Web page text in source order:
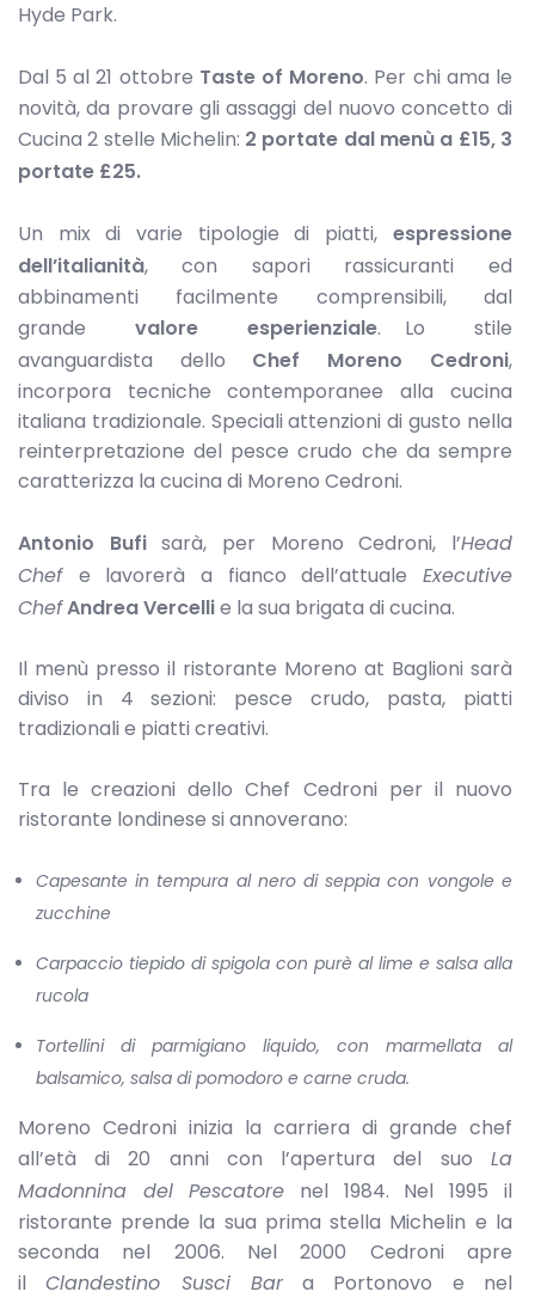
Hyde Park.
Dal 5 al 21 ottobre Taste of Moreno. Per chi ama le
novità, da provare gli assaggi del nuovo concetto di
Cucina 2 stelle Michelin: 2 portate dal menù a £15, 3
portate £25.
Un mix di varie tipologie di piatti, espressione
dell’italianità, con sapori rassicuranti ed
abbinamenti facilmente comprensibili, dal
grande valore esperienziale. Lo stile
avanguardista dello Chef Moreno Cedroni,
incorpora tecniche contemporanee alla cucina
italiana tradizionale. Speciali attenzioni di gusto nella
reinterpretazione del pesce crudo che da sempre
caratterizza la cucina di Moreno Cedroni.
Antonio Bufisarà, per Moreno Cedroni, l’Head
Chef e lavorerà a fianco dell’attuale Executive
ChefAndrea Vercellie la sua brigata di cucina.
Il menù presso il ristorante Moreno at Baglioni sarà
diviso in 4 sezioni: pesce crudo, pasta, piatti
tradizionali e piatti creativi.
Tra le creazioni dello Chef Cedroni per il nuovo
ristorante londinese si annoverano:
Capesante in tempura al nero di seppia con vongole e
zucchine
Carpaccio tiepido di spigola con purè al lime e salsa alla
rucola
Tortellini di parmigiano liquido, con marmellata al
balsamico, salsa di pomodoro e carne cruda.
Moreno Cedroni inizia la carriera di grande chef
all’età di 20 anni con l’apertura del suo La
Madonnina del Pescatore nel 1984. Nel 1995 il
ristorante prende la sua prima stella Michelin e la
seconda nel 2006. Nel 2000 Cedroni apre
ilClandestino Susci Bara Portonovo e nel